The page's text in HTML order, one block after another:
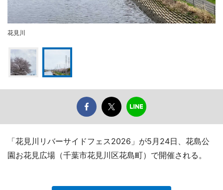
花見川
「花見川リバーサイドフェス2026」が5月24日、花島公
園お花見広場（千葉市花見川区花島町）で開催される。